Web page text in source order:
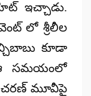
ఇచ్చాడు.
లో శ్రీలీల
కూడా
సమయంలో
మూవీపై